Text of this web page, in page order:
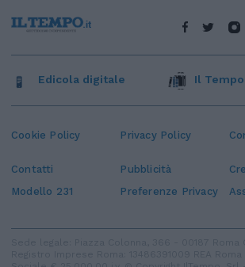
Cookie Policy Privacy Policy
Contatti Pubblicità
Modello 231
Preferenze Privacy
Edicola digitale Il